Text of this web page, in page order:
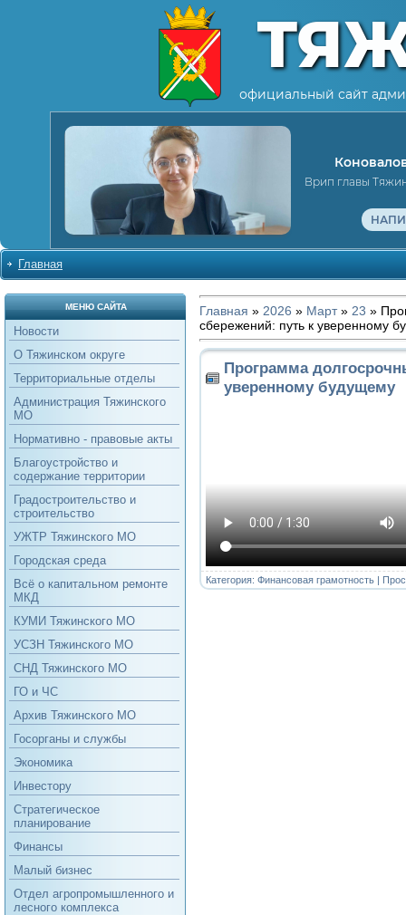
официальный сайт
Врип главы
Главная
МЕНЮ САЙТА
Новости
О Тяжинском округе
Территориальные отделы
Администрация Тяжинского
МО
Нормативно - правовые акты
Благоустройство и
содержание территории
Градостроительство и
строительство
УЖТР Тяжинского МО
Городская среда
Всё о капитальном ремонте
МКД
КУМИ Тяжинского МО
УСЗН Тяжинского МО
СНД Тяжинского МО
ГО и ЧС
Архив Тяжинского МО
Госорганы и службы
Экономика
Инвестору
Стратегическое
планирование
Финансы
Малый бизнес
Отдел агропромышленного и
лесного комплекса
Главная » 2026 » Март » 23 »
сбережений: путь к уверенному
Программа
уверенному будущему
Категория: Финансовая грамотность |